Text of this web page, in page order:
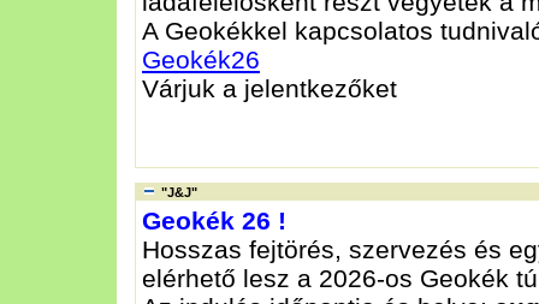
A Geokékkel kapcsolatos
Geokék26
Várjuk a jelentkezőket
"J&J"
Geokék 26 !
Hosszas fejtörés, szervezés és
elérhető lesz a 2026-os Geokék